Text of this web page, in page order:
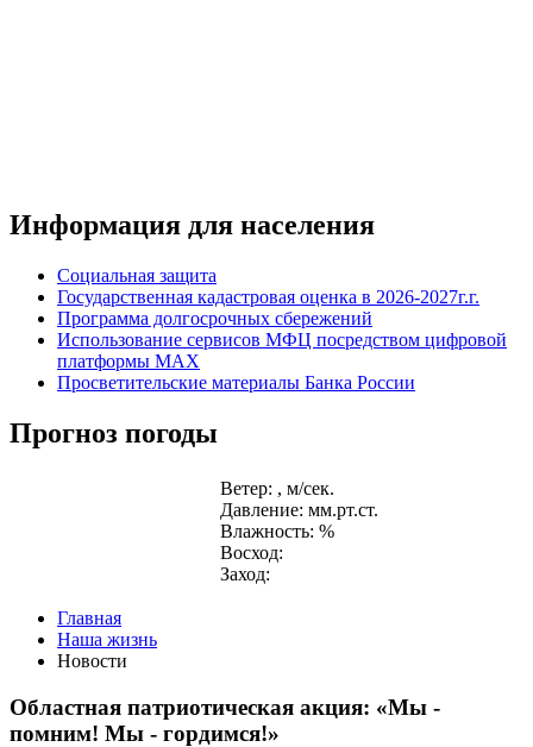
Информация для населения
Социальная защита
Государственная кадастровая оценка в 2026-2027г.г.
Программа долгосрочных сбережений
Использование сервисов МФЦ посредством цифровой
платформы MAX
Просветительские материалы Банка России
Прогноз погоды
Ветер: , м/сек.
Давление: мм.рт.ст.
Влажность: %
Восход:
Заход:
Главная
Наша жизнь
Новости
Областная патриотическая акция: «Мы -
помним! Мы - гордимся!»